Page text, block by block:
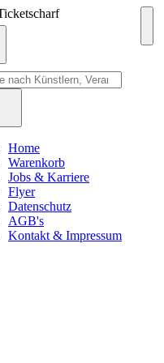
Home
Warenkorb
Jobs & Karriere
Flyer
Datenschutz
AGB's
Kontakt & Impressum